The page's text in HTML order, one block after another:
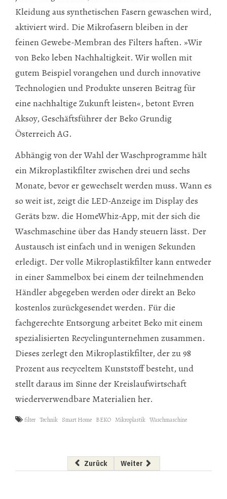
Kleidung aus synthetischen Fasern gewaschen wird,
aktiviert wird. Die Mikrofasern bleiben in der
feinen Gewebe-Membran des Filters haften. »Wir
von Beko leben Nachhaltigkeit. Wir wollen mit
gutem Beispiel vorangehen und durch innovative
Technologien und Produkte unseren Beitrag für
eine nachhaltige Zukunft leisten«, betont Evren
Aksoy, Geschäftsführer der Beko Grundig
Österreich AG.
Abhängig von der Wahl der Waschprogramme hält
ein Mikroplastikfilter zwischen drei und sechs
Monate, bevor er gewechselt werden muss. Wann es
so weit ist, zeigt die LED-Anzeige im Display des
Geräts bzw. die HomeWhiz-App, mit der sich die
Waschmaschine über das Handy steuern lässt. Der
Austausch ist einfach und in wenigen Sekunden
erledigt. Der volle Mikroplastikfilter kann entweder
in einer Sammelbox bei einem der teilnehmenden
Händler abgegeben werden oder direkt an Beko
kostenlos zurückgesendet werden. Für die
fachgerechte Entsorgung arbeitet Beko mit einem
spezialisierten Recyclingunternehmen zusammen.
Dieses zerlegt den Mikroplastikfilter, der zu 98
Prozent aus recyceltem Kunststoff besteht, und
stellt daraus im Sinne der Kreislaufwirtschaft
wiederverwendbare Materialien her.
filter Technik Smart Home BEKO Mikroplastik Waschmaschine
Vorheriger Beitrag: eGovernment-
Zurück Nächster Beitrag: Buchtipp:
Weiter